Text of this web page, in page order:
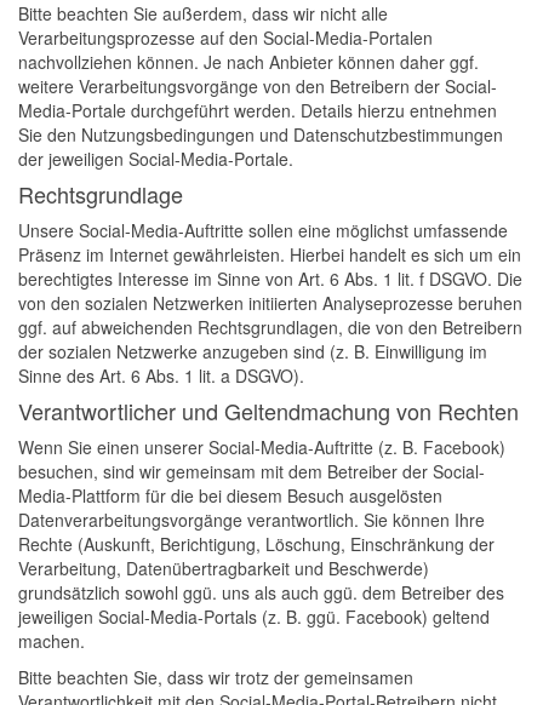
Bitte beachten Sie außerdem, dass wir nicht alle
Verarbeitungsprozesse auf den Social-Media-Portalen
nachvollziehen können. Je nach Anbieter können daher ggf.
weitere Verarbeitungsvorgänge von den Betreibern der Social-
Media-Portale durchgeführt werden. Details hierzu entnehmen
Sie den Nutzungsbedingungen und Datenschutzbestimmungen
der jeweiligen Social-Media-Portale.
Rechtsgrundlage
Unsere Social-Media-Auftritte sollen eine möglichst umfassende
Präsenz im Internet gewährleisten. Hierbei handelt es sich um ein
berechtigtes Interesse im Sinne von Art. 6 Abs. 1 lit. f DSGVO. Die
von den sozialen Netzwerken initiierten Analyseprozesse beruhen
ggf. auf abweichenden Rechtsgrundlagen, die von den Betreibern
der sozialen Netzwerke anzugeben sind (z. B. Einwilligung im
Sinne des Art. 6 Abs. 1 lit. a DSGVO).
Verantwortlicher und Geltendmachung von Rechten
Wenn Sie einen unserer Social-Media-Auftritte (z. B. Facebook)
besuchen, sind wir gemeinsam mit dem Betreiber der Social-
Media-Plattform für die bei diesem Besuch ausgelösten
Datenverarbeitungsvorgänge verantwortlich. Sie können Ihre
Rechte (Auskunft, Berichtigung, Löschung, Einschränkung der
Verarbeitung, Datenübertragbarkeit und Beschwerde)
grundsätzlich sowohl ggü. uns als auch ggü. dem Betreiber des
jeweiligen Social-Media-Portals (z. B. ggü. Facebook) geltend
machen.
Bitte beachten Sie, dass wir trotz der gemeinsamen